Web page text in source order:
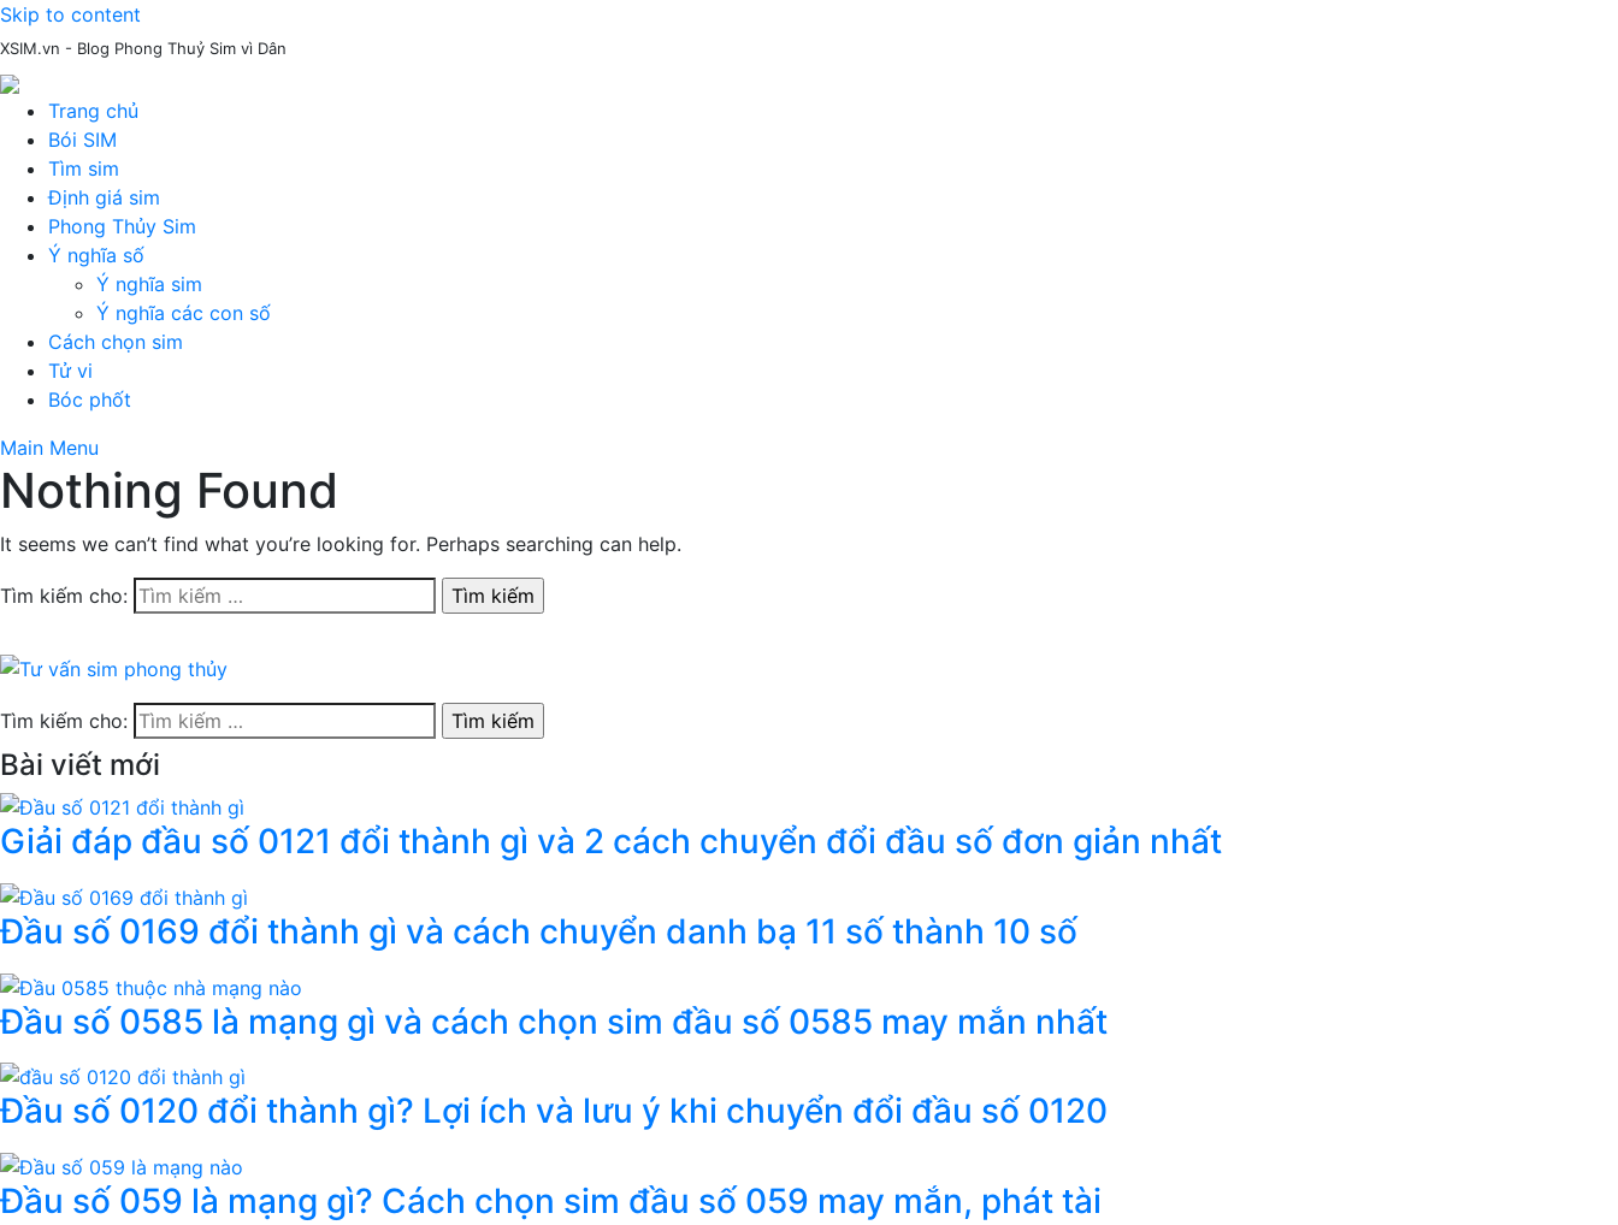
Skip to content
XSIM.vn - Blog Phong Thuỷ Sim vì Dân
Trang chủ
Bói SIM
Tìm sim
Định giá sim
Phong Thủy Sim
Ý nghĩa số
Ý nghĩa sim
Ý nghĩa các con số
Cách chọn sim
Tử vi
Bóc phốt
Main Menu
Nothing Found
It seems we can’t find what you’re looking for. Perhaps searching can help.
Tìm kiếm cho:
Tìm kiếm cho:
Bài viết mới
Giải đáp đầu số 0121 đổi thành gì và 2 cách chuyển đổi đầu số đơn giản nhất
Đầu số 0169 đổi thành gì và cách chuyển danh bạ 11 số thành 10 số
Đầu số 0585 là mạng gì và cách chọn sim đầu số 0585 may mắn nhất
Đầu số 0120 đổi thành gì? Lợi ích và lưu ý khi chuyển đổi đầu số 0120
Đầu số 059 là mạng gì? Cách chọn sim đầu số 059 may mắn, phát tài